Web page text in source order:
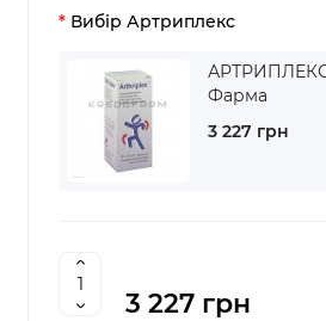
Вибір Артриплекс
АРТРИПЛЕКС
Фарма
3 227 грн
3 227 грн